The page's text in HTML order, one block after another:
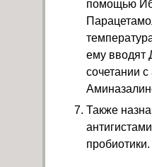
помощью
ему вводят
сочетании
Также
пробиотики.